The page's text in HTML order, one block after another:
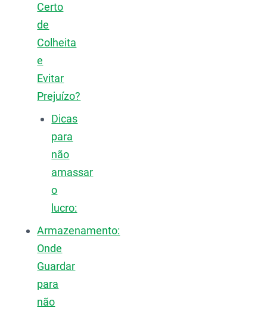
Certo
de
Colheita
e
Evitar
Prejuízo?
Dicas
para
não
amassar
o
lucro:
Armazenamento:
Onde
Guardar
para
não